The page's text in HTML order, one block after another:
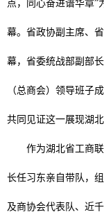
点，同心奋进谱华章”
幕。省政协副主席、
幕，省委统战部副部
（总商会）领导班子
共同见证这一展现湖
作为湖北省工商
长任习东亲自带队，
及商协会代表队、近